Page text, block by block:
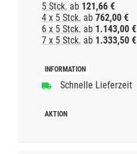
5 Stck. ab 121,66 €
4 x 5 Stck. ab 762,00 €
6 x 5 Stck. ab 1.143,00 €
7 x 5 Stck. ab 1.333,50 €
Schnelle Lieferzeit